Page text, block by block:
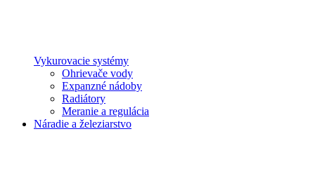
Vykurovacie systémy
Ohrievače vody
Expanzné nádoby
Radiátory
Meranie a regulácia
Náradie a železiarstvo